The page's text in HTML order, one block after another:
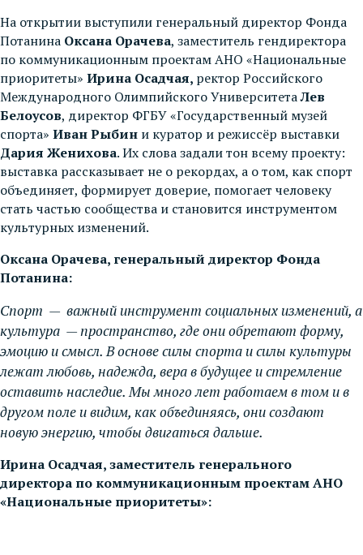
На открытии выступили генеральный директор Фонда
Потанина Оксана Орачева, заместитель гендиректора
по коммуникационным проектам АНО «Национальные
приоритеты» Ирина Осадчая, ректор Российского
Международного Олимпийского УниверситетаЛев
Белоусов, директор ФГБУ «Государственный музей
спорта» Иван Рыбин и куратор и режиссёр выставки
Дария Женихова. Их слова задали тон всему проекту:
выставка рассказывает не о рекордах, а о том, как спорт
объединяет, формирует доверие, помогает человеку
стать частью сообщества и становится инструментом
культурных изменений.
Оксана Орачева, генеральный директор Фонда
Потанина:
Спорт — важный инструмент социальных изменений, а
культура — пространство, где они обретают форму,
эмоцию и смысл. В основе силы спорта и силы культуры
лежат любовь, надежда, вера в будущее и стремление
оставить наследие. Мы много лет работаем в том и в
другом поле и видим, как объединяясь, они создают
новую энергию, чтобы двигаться дальше.
Ирина Осадчая, заместитель генерального
директора по коммуникационным проектам АНО
«Национальные приоритеты»: